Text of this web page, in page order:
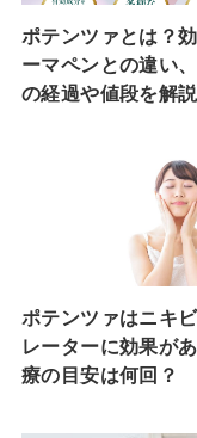
ポテンツァとは？
ーマペンとの違い
の経過や値段を解説
ポテンツァはニキ
レーターに効果が
療の目安は何回？